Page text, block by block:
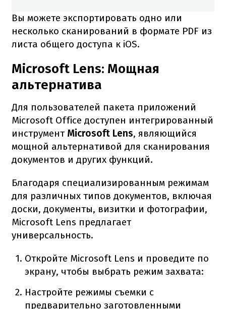
Вы можете экспортировать одно или
несколько сканирований в формате PDF из
листа общего доступа к iOS.
Microsoft Lens: Мощная
альтернатива
Для пользователей пакета приложений
Microsoft Office доступен интегрированный
инструментMicrosoft Lens, являющийся
мощной альтернативой для сканирования
документов и других функций.
Благодаря специализированным режимам
для различных типов документов, включая
доски, документы, визитки и фотографии,
Microsoft Lens предлагает
универсальность.
Откройте Microsoft Lens и проведите по
экрану, чтобы выбрать режим захвата:
Настройте режимы съемки с
предварительно заготовленными